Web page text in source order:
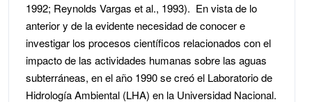
1992; Reynolds Vargas et al., 1993). En vista de lo
anterior y de la evidente necesidad de conocer e
investigar los procesos científicos relacionados con el
impacto de las actividades humanas sobre las aguas
subterráneas, en el año 1990 se creó el Laboratorio de
Hidrología Ambiental (LHA) en la Universidad Nacional.